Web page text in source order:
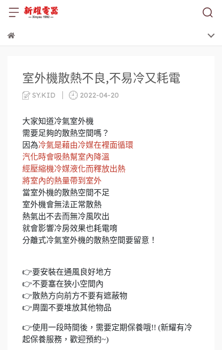
室外機散熱不良,不易冷又耗電
SY.KID 2022-04-20
大家知道冷氣室外機
需要足夠的散熱空間嗎？
因為冷氣是藉由冷媒在裡面循環
汽化時會吸熱幫室內降溫
經壓縮機冷媒液化而釋放出熱
將室內的熱量帶到室外
當室外機的散熱空間不足
室外機會無法正常散熱
熱氣出不去而無冷風吹出
就會影響冷房效果也耗電唷
分離式冷氣室外機的散熱空間要留意！
👉要安裝在通風良好地方
👉不要塞在狹小空間內
👉散熱方向前方不要有遮蔽物
👉周圍不要堆放其他物品
👉使用一段時間後，需要定期保養哦!! (新耀有冷
起保養服務，歡迎預約~)